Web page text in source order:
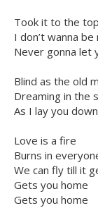
Took it to the top
I don’t wanna be
Never gonna let
Blind as the old
Dreaming in the
As I lay you
Love is a fire
Burns in
We can fly till it
Gets you home
Gets you home